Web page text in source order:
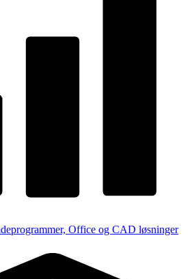
Office og CAD løsninger